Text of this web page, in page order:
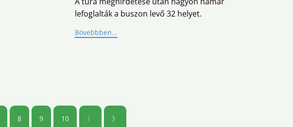
lefoglalták a buszon levő 32 helyet.
Bövebbben...
8 9 10 〉 》